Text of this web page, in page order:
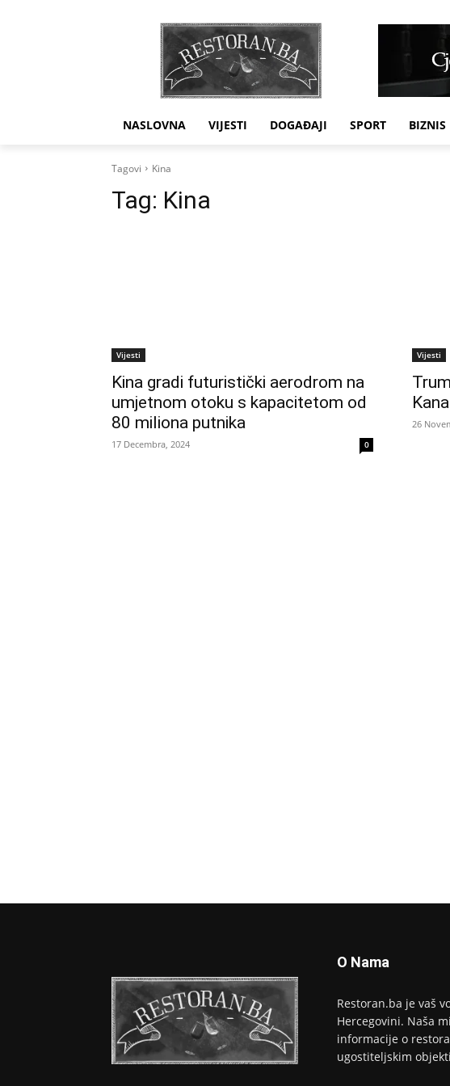
NASLOVNA VIJESTI DOGAĐAJI SPORT BIZNIS
Tagovi Kina
Tag: Kina
Vijesti
Kina gradi futuristički aerodrom na
umjetnom otoku s kapacitetom od
80 miliona putnika
17 Decembra, 2024 0
Vijesti
26
O Nama
Restoran.ba je vaš
Hercegovini. Naša
informacije o
ugostiteljskim